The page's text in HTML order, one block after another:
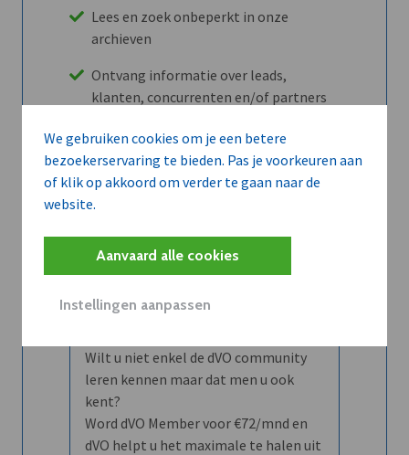
We gebruiken cookies om je een betere
bezoekerservaring te bieden. Pas je voorkeuren aan
of klik op akkoord om verder te gaan naar de
website.
Aanvaard alle cookies
Instellingen aanpassen
Lees en zoek onbeperkt in onze
archieven
Ontvang informatie over leads,
klanten, concurrenten en/of partners
Maandelijks opzegbaar
Abboneer
Wilt u niet enkel de dVO community
leren kennen maar dat men u ook
kent?
Word dVO Member voor €72/mnd en
dVO helpt u het maximale te halen uit